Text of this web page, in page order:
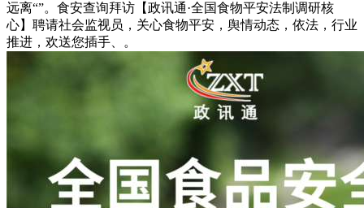
远离“”。食安查询拜访【政讯通·全国食物平安法制调研核
心】聘请社会监视员，关心食物平安，舆情动态，依法，行业
推进，欢送您插手、。